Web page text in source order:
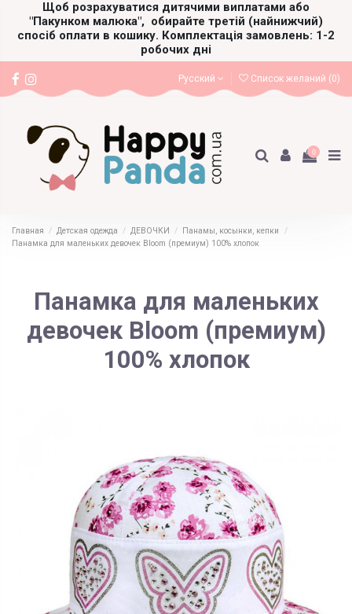
Щоб розрахуватися дитячими виплатами або
"Пакунком малюка", обирайте третій (найнижчий)
спосіб оплати в кошику. Комплектація замовлень: 1-2
робочих дні
Русский Список желаний (0)
0
Главная Детская одежда ДЕВОЧКИ
Панамы, косынки, кепки
Панамка для маленьких девочек Bloom (премиум) 100% хлопок
Панамка для маленьких
девочек Bloom (премиум)
100% хлопок